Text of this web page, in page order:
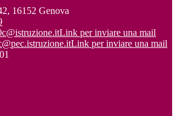
16152 Genova
Link per inviare una mail
Link per inviare una mail